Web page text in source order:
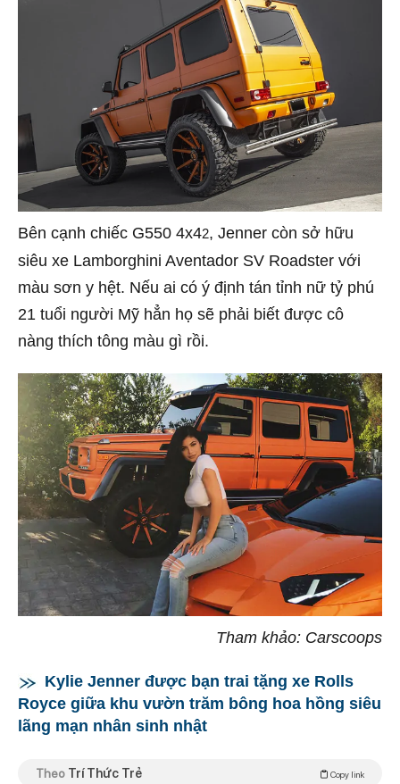
Bên cạnh chiếc G550 4x42, Jenner còn sở hữu
siêu xe Lamborghini Aventador SV Roadster với
màu sơn y hệt. Nếu ai có ý định tán tỉnh nữ tỷ phú
21 tuổi người Mỹ hẳn họ sẽ phải biết được cô
nàng thích tông màu gì rồi.
Tham khảo: Carscoops
Kylie Jenner được bạn trai tặng xe Rolls
Royce giữa khu vườn trăm bông hoa hồng siêu
lãng mạn nhân sinh nhật
Theo Trí Thức Trẻ Copy link